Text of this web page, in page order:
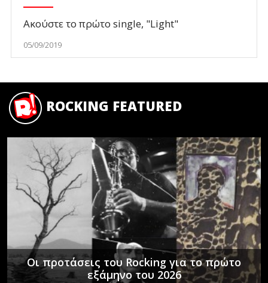
Ακούστε το πρώτο single, "Light"
05/09/2019
ROCKING FEATURED
Οι προτάσεις του Rocking για το πρώτο
εξάμηνο του 2026